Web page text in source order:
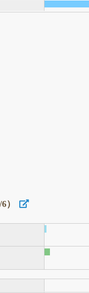
）